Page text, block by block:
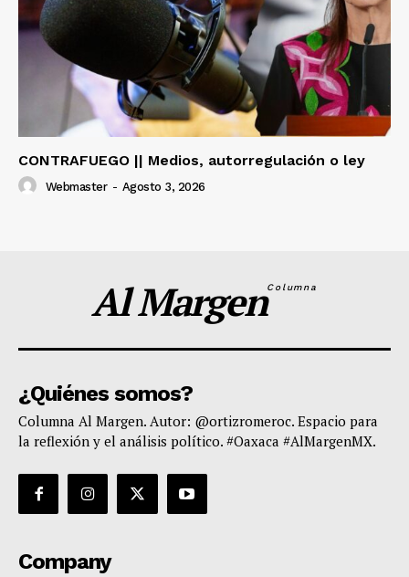
CONTRAFUEGO || Medios, autorregulación o ley
Webmaster - Agosto 3, 2026
Al MargenColumna
¿Quiénes somos?
Columna Al Margen. Autor: @ortizromeroc. Espacio para
la reflexión y el análisis político. #Oaxaca #AlMargenMX.
Company